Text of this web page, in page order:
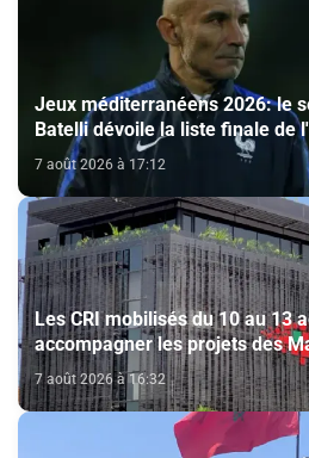
Jeux méditerranéens 2026: le
Batelli dévoile la liste finale de
7 août 2026 à 17:12
Les CRI mobilisés du 10 au 13
accompagner les projets des
7 août 2026 à 16:32